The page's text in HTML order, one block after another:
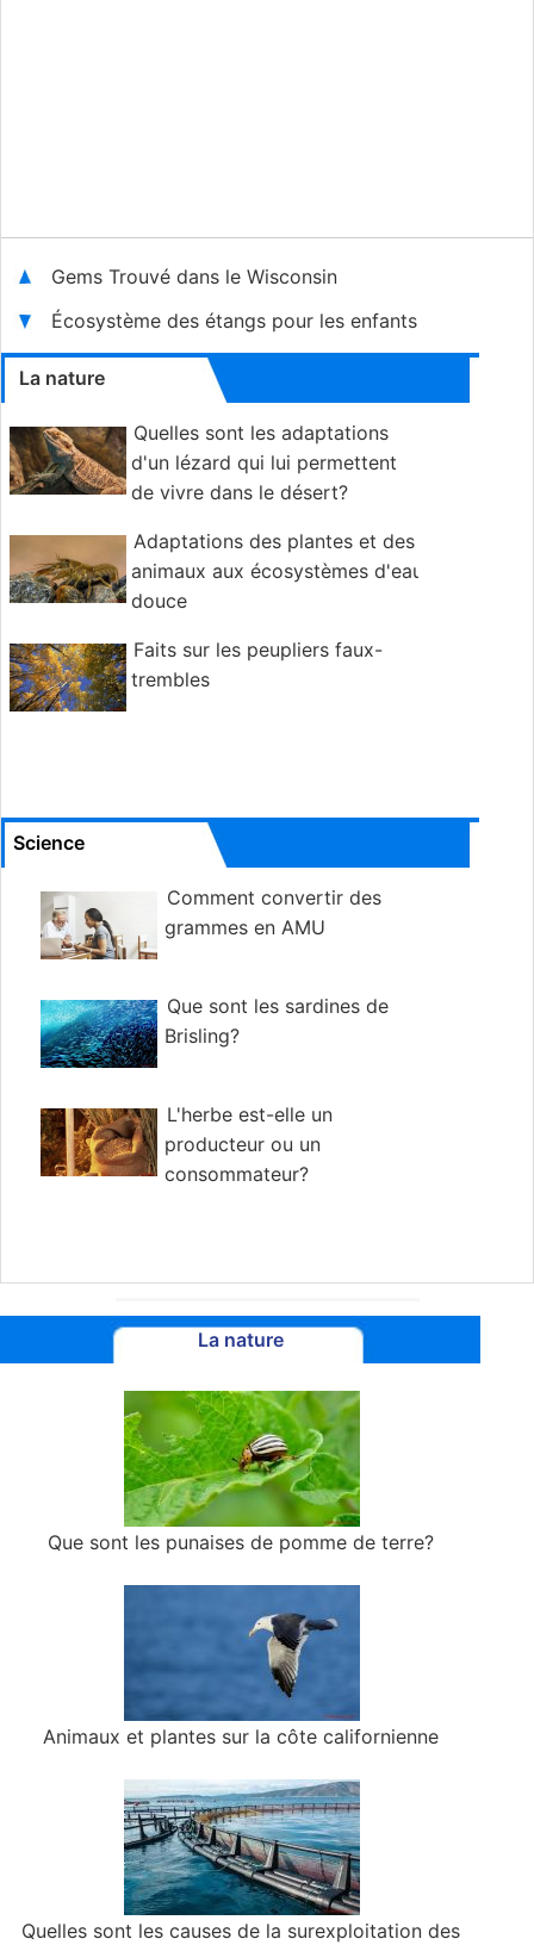
Gems Trouvé dans le Wisconsin
Écosystème des étangs pour les enfants
La nature
Quelles sont les adaptations
d'un lézard qui lui permettent
de vivre dans le désert?
Adaptations des plantes et des
animaux aux écosystèmes d'eau
douce
Faits sur les peupliers faux-
trembles
Science
Comment convertir des
grammes en AMU
Que sont les sardines de
Brisling?
L'herbe est-elle un
producteur ou un
consommateur?
La nature
Que sont les punaises de pomme de terre?
Animaux et plantes sur la côte californienne
Quelles sont les causes de la surexploitation des